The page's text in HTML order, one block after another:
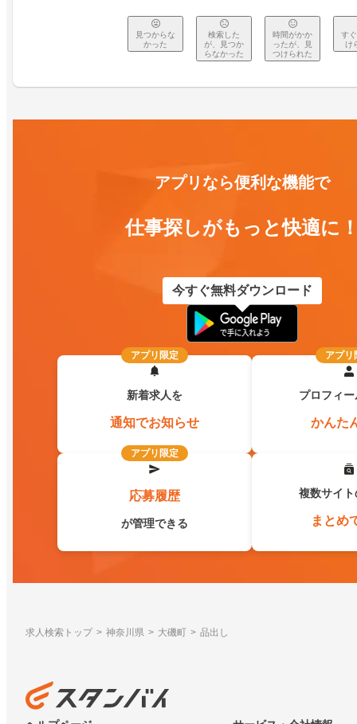
見つからな
かった
検索した
が、見つか
らなかった
時間がかか
ったが、見
つけられた
す
け
アプリなら便利な機能で
仕事探しがもっと快適に
今すぐ無料ダウンロード
アプリ限定
新着求人を
通知でお知らせ
アプリ
プロフィ
かんた
アプリ限定
応募履歴
が管理できる
複数サイ
まとめ
求人検索トップ 神奈川県 大磯町 品出し